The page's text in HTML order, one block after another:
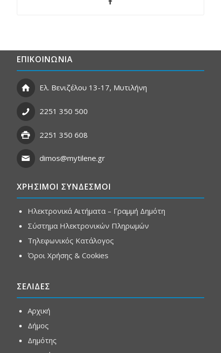
ΕΠΙΚΟΙΝΩΝΙΑ
Ελ. Βενιζέλου 13-17, Μυτιλήνη
2251 350 500
2251 350 608
dimos@mytilene.gr
ΧΡΗΣΙΜΟΙ ΣΥΝΔΕΣΜΟΙ
Ηλεκτρονικά Αιτήματα – Γραμμή Δημότη
Σύστημα Ηλεκτρονικών Πληρωμών
Τηλεφωνικός Κατάλογος
Όροι Χρήσης & Cookies
ΣΕΛΙΔΕΣ
Αρχική
Δήμος
Δημότης